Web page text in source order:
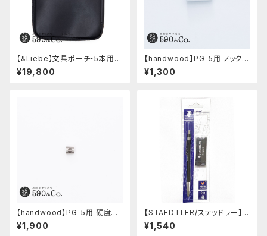
【&Liebe】文具ポーチ・5本用
(スムースブラック)
¥19,800
【handwood】PG-5用 ノック部
カバー (超超ジュラルミン)
¥1,300
【handwood】PG-5用 硬度表
示窓 (ステンレス/六角窓)
¥1,900
【STAEDTLER/ステッドラー】マ
ルス テクニコ芯ホルダー ブラッ
ク・限定 字消し付セット
¥1,540